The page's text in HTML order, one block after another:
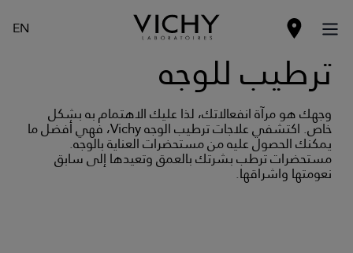
EN
ترطيب للوجه
وجهك هو مرآة انفعالاتك، لذا عليك الاهتمام به بشكل
خاص. اكتشفي علاجات ترطيب الوجه Vichy، فهي أفضل ما
يمكنك الحصول عليه من مستحضرات العناية بالوجه.
مستحضرات ترطب بشرتك بالعمق وتعيدها إلى سابق
نعومتها واشراقها.